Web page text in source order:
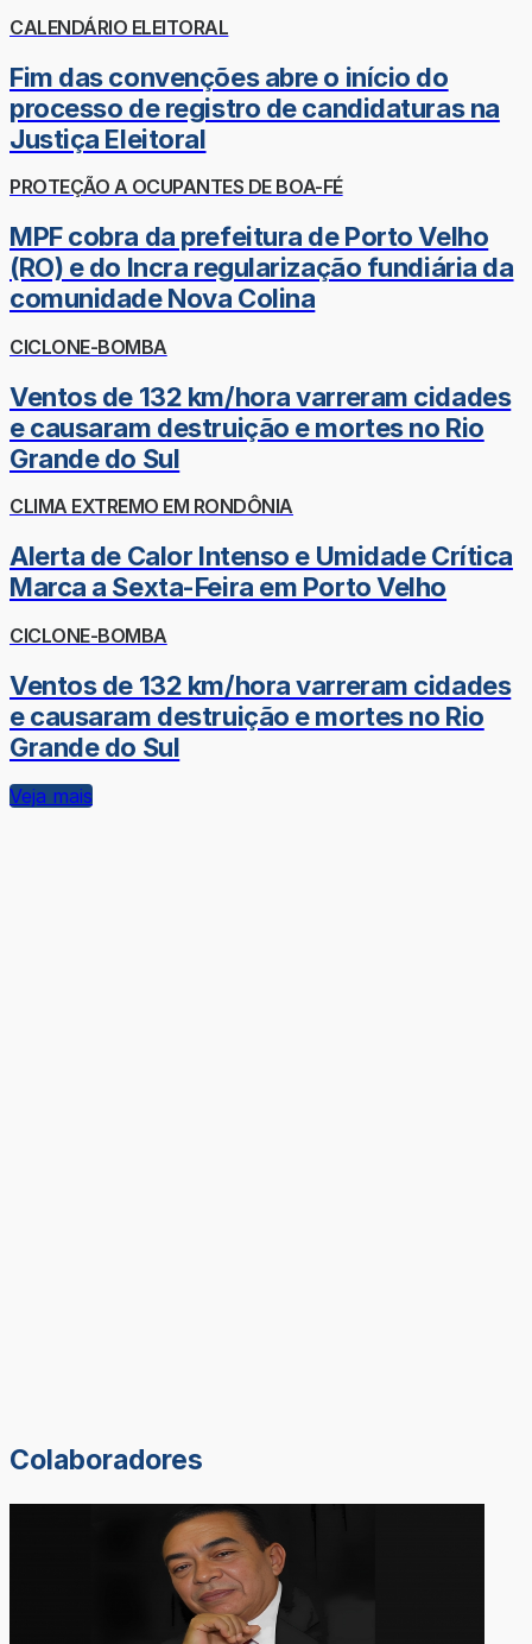
CALENDÁRIO ELEITORAL
Fim das convenções abre o início do
processo de registro de candidaturas na
Justiça Eleitoral
PROTEÇÃO A OCUPANTES DE BOA-FÉ
MPF cobra da prefeitura de Porto Velho
(RO) e do Incra regularização fundiária da
comunidade Nova Colina
CICLONE-BOMBA
Ventos de 132 km/hora varreram cidades
e causaram destruição e mortes no Rio
Grande do Sul
CLIMA EXTREMO EM RONDÔNIA
Alerta de Calor Intenso e Umidade Crítica
Marca a Sexta-Feira em Porto Velho
CICLONE-BOMBA
Ventos de 132 km/hora varreram cidades
e causaram destruição e mortes no Rio
Grande do Sul
Veja mais
Colaboradores